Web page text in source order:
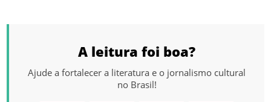
A leitura foi boa?
Ajude a fortalecer a literatura e o jornalismo cultural
no Brasil!